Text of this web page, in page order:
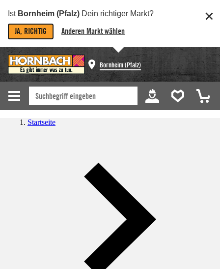
Ist Bornheim (Pfalz) Dein richtiger Markt?
JA, RICHTIG Anderen Markt wählen
Bornheim (Pfalz)
Startseite